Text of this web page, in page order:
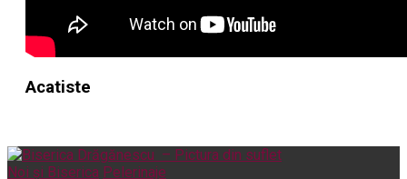
Acatiste
Noi și Biserica Pelerinaje